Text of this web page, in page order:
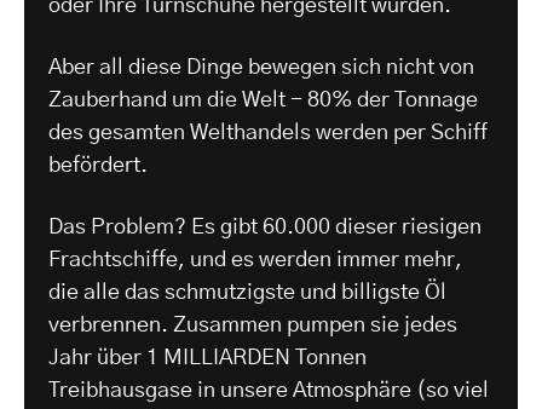
oder Ihre Turnschuhe hergestellt wurden.
Aber all diese Dinge bewegen sich nicht von
Zauberhand um die Welt - 80% der Tonnage
des gesamten Welthandels werden per Schiff
befördert.
Das Problem? Es gibt 60.000 dieser riesigen
Frachtschiffe, und es werden immer mehr,
die alle das schmutzigste und billigste Öl
verbrennen. Zusammen pumpen sie jedes
Jahr über 1 MILLIARDEN Tonnen
Treibhausgase in unsere Atmosphäre (so viel